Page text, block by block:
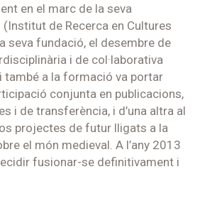
en el marc de la seva
(Institut de Recerca en Cultures
seva fundació, el desembre de
i de col·laborativa
també a la formació va portar
conjunta en publicacions,
i de transferència, i d’una altra al
projectes de futur lligats a la
el món medieval. A l’any 2013
fusionar-se definitivament i